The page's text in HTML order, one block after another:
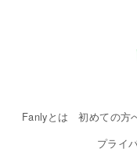
Fanlyとは 初めての方
プライ